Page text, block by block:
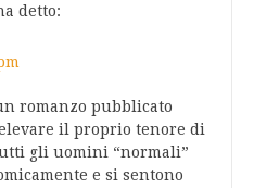
detto:
romanzo pubblicato
il proprio tenore di
gli uomini “normali”
e si sentono